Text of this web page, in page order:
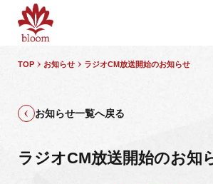
TOP お知らせ ラジオCM放送開始のお知らせ
お知らせ一覧へ戻る
ラジオCM放送開始のお知